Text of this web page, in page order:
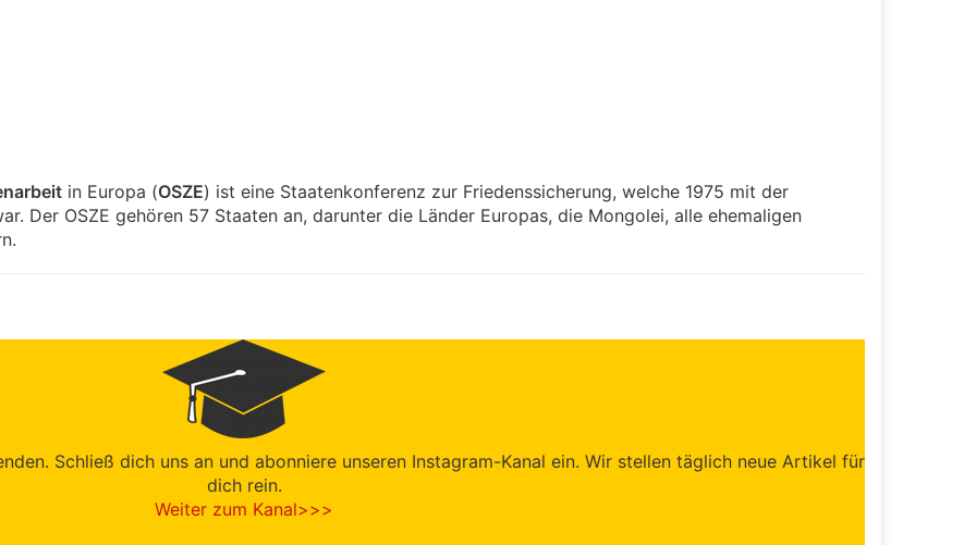
in Europa (OSZE) ist eine Staatenkonferenz zur Friedenssicherung, welche 1975 mit der
Der OSZE gehören 57 Staaten an, darunter die Länder Europas, die Mongolei, alle ehemaligen
Schließ dich uns an und abonniere unseren Instagram-Kanal ein. Wir stellen täglich neue Artikel für
dich rein.
Weiter zum Kanal>>>